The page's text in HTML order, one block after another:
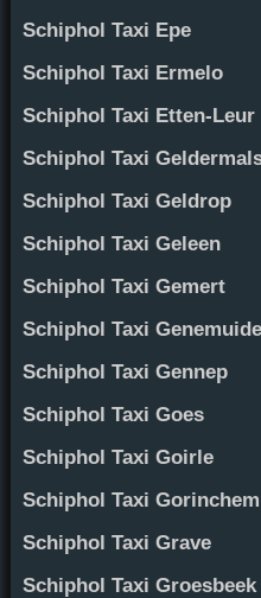
Schiphol Taxi Epe
Schiphol Taxi Ermelo
Schiphol Taxi Etten-Leur
Schiphol Taxi
Schiphol Taxi Geldrop
Schiphol Taxi Geleen
Schiphol Taxi Gemert
Schiphol Taxi
Schiphol Taxi Gennep
Schiphol Taxi Goes
Schiphol Taxi Goirle
Schiphol Taxi Gorinchem
Schiphol Taxi Grave
Schiphol Taxi Groesbeek